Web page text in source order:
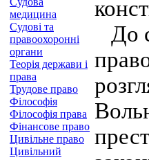
медицина
Судові та
правоохоронні
органи
Теорія держави і
права
Трудове право
Філософія
Філософія права
Фінансове право
Цивільне право
Цивільний
До